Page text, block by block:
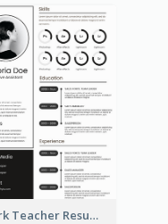
Dark Teacher Resume